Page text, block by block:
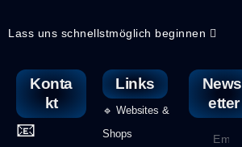
Lass uns schnellstmöglich beginnen
Konta
kt
📧
Links
🔹 Websites &
Shops
Newsl
etter